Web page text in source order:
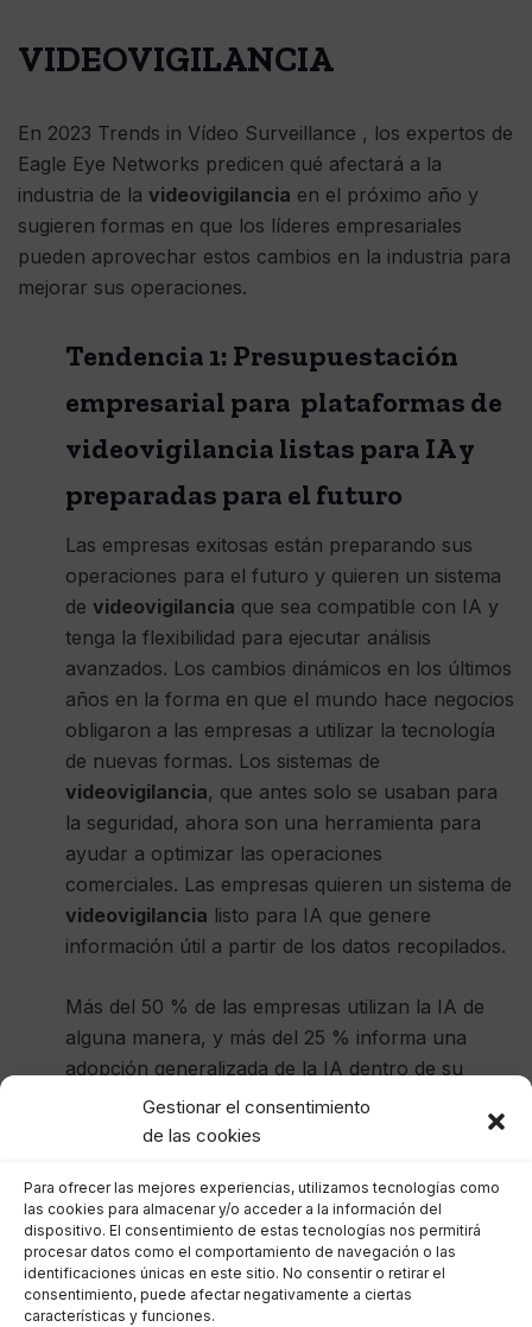
Gestionar el consentimiento
de las cookies
Para ofrecer las mejores experiencias, utilizamos tecnologías como
las cookies para almacenar y/o acceder a la información del
dispositivo. El consentimiento de estas tecnologías nos permitirá
procesar datos como el comportamiento de navegación o las
identificaciones únicas en este sitio. No consentir o retirar el
consentimiento, puede afectar negativamente a ciertas
características y funciones.
VIDEOVIGILANCIA
En 2023 Trends in Vídeo Surveillance , los expertos de
Eagle Eye Networks predicen qué afectará a la
industria de la videovigilancia en el próximo año y
sugieren formas en que los líderes empresariales
pueden aprovechar estos cambios en la industria para
mejorar sus operaciones.
Tendencia 1: Presupuestación
empresarial para plataformas de
videovigilancia listas para IA y
preparadas para el futuro
Las empresas exitosas están preparando sus
operaciones para el futuro y quieren un sistema
de videovigilancia que sea compatible con IA y
tenga la flexibilidad para ejecutar análisis
avanzados. Los cambios dinámicos en los últimos
años en la forma en que el mundo hace negocios
obligaron a las empresas a utilizar la tecnología
de nuevas formas. Los sistemas de
videovigilancia, que antes solo se usaban para
la seguridad, ahora son una herramienta para
ayudar a optimizar las operaciones
comerciales. Las empresas quieren un sistema de
videovigilancia listo para IA que genere
información útil a partir de los datos recopilados.
Más del 50 % de las empresas utilizan la IA de
alguna manera, y más del 25 % informa una
adopción generalizada de la IA dentro de su
empresa, según una encuesta empresarial de IA
de 2022 realizada por
que las empresas que aún no utilizan IA saben
que las tecnologías nuevas y modernas
automatizarán sus sistemas y procesos en el
futuro y están presupuestando la infraestructura
ahora.